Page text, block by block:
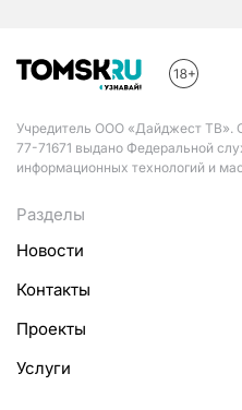
Учредитель ООО «Дайджест
77-71671 выдано Федеральной
информационных технологий и
Разделы
Новости
Контакты
Проекты
Услуги